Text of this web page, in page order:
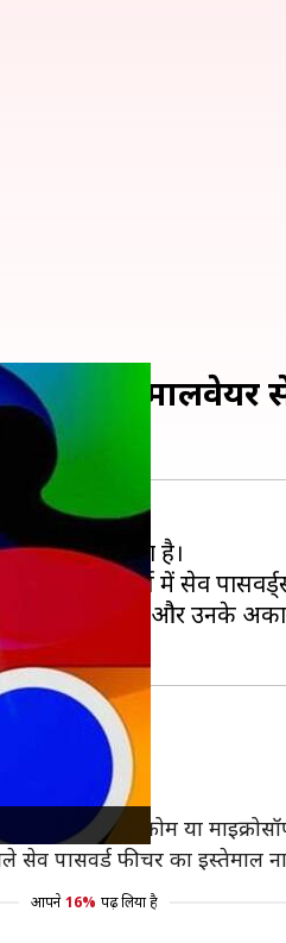
रेडलाइन मालवेयर
आसान बना देता है।
है, जो ब्राउजर्स में सेव
बनाया जा रहा है और उनके
गूगल क्रोम या
पासवर्ड फीचर का इस्तेमाल
आपने 16% पढ़ लिया है